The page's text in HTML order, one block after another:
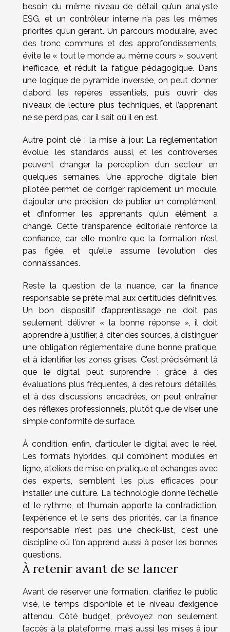
besoin du même niveau de détail qu’un analyste
ESG, et un contrôleur interne n’a pas les mêmes
priorités qu’un gérant. Un parcours modulaire, avec
des tronc communs et des approfondissements,
évite le « tout le monde au même cours », souvent
inefficace, et réduit la fatigue pédagogique. Dans
une logique de pyramide inversée, on peut donner
d’abord les repères essentiels, puis ouvrir des
niveaux de lecture plus techniques, et l’apprenant
ne se perd pas, car il sait où il en est.
Autre point clé : la mise à jour. La réglementation
évolue, les standards aussi, et les controverses
peuvent changer la perception d’un secteur en
quelques semaines. Une approche digitale bien
pilotée permet de corriger rapidement un module,
d’ajouter une précision, de publier un complément,
et d’informer les apprenants qu’un élément a
changé. Cette transparence éditoriale renforce la
confiance, car elle montre que la formation n’est
pas figée, et qu’elle assume l’évolution des
connaissances.
Reste la question de la nuance, car la finance
responsable se prête mal aux certitudes définitives.
Un bon dispositif d’apprentissage ne doit pas
seulement délivrer « la bonne réponse », il doit
apprendre à justifier, à citer des sources, à distinguer
une obligation réglementaire d’une bonne pratique,
et à identifier les zones grises. C’est précisément là
que le digital peut surprendre : grâce à des
évaluations plus fréquentes, à des retours détaillés,
et à des discussions encadrées, on peut entraîner
des réflexes professionnels, plutôt que de viser une
simple conformité de surface.
À condition, enfin, d’articuler le digital avec le réel.
Les formats hybrides, qui combinent modules en
ligne, ateliers de mise en pratique et échanges avec
des experts, semblent les plus efficaces pour
installer une culture. La technologie donne l’échelle
et le rythme, et l’humain apporte la contradiction,
l’expérience et le sens des priorités, car la finance
responsable n’est pas une check-list, c’est une
discipline où l’on apprend aussi à poser les bonnes
questions.
À retenir avant de se lancer
Avant de réserver une formation, clarifiez le public
visé, le temps disponible et le niveau d’exigence
attendu. Côté budget, prévoyez non seulement
l’accès à la plateforme, mais aussi les mises à jour